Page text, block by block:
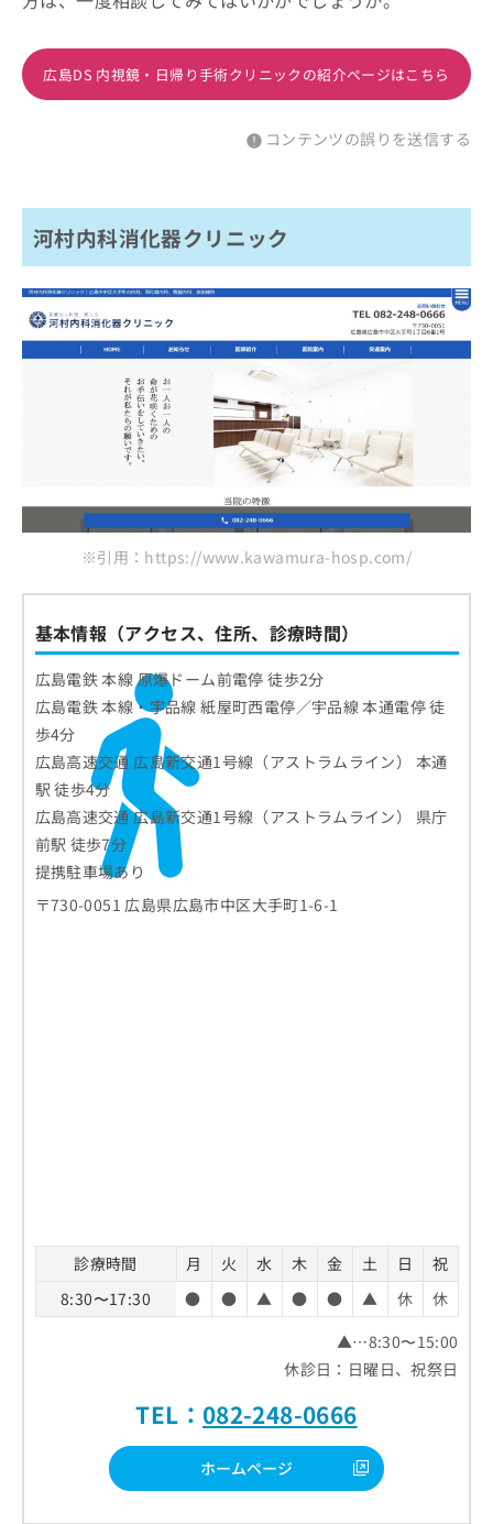
広島DS 内視鏡・日帰り手術クリニックの紹介ページはこちら
コンテンツの誤りを送信する
河村内科消化器クリニック
※引用：https://www.kawamura-hosp.com/
基本情報（アクセス、住所、診療時間）
広島電鉄 本線 原爆ドーム前電停 徒歩2分
広島電鉄 本線・宇品線 紙屋町西電停／宇品線 本通電停 徒
歩4分
広島高速交通 広島新交通1号線（アストラムライン） 本通
駅 徒歩4分
広島高速交通 広島新交通1号線（アストラムライン） 県庁
前駅 徒歩7分
提携駐車場あり
〒730-0051 広島県広島市中区大手町1-6-1
診療時間 月 火 水 木 金 土 日
祝
8:30〜17:30
● ● ▲ ● ● ▲ 休
休
▲…8:30〜15:00
休診日：日曜日、祝祭日
TEL： 082-248-0666
ホームページ